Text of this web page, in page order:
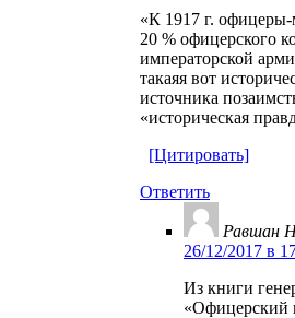
«К 1917 г. офицеры-
20 % офицерского
императорской
такаяя вот
источника
«историческая
[Цитировать]
Ответить
Равшан
26/12/2017 в
Из книги
«Офицерский